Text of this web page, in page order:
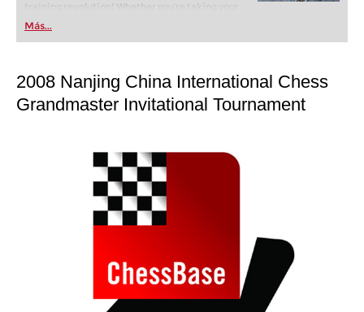
training revolution! Whether you’re taking your
first steps into the world of club chess, or already
playing at a tournament level: with FRITZ, you can
train more efficiently, intelligently and with a
Más...
2008 Nanjing China International Chess
Grandmaster Invitational Tournament